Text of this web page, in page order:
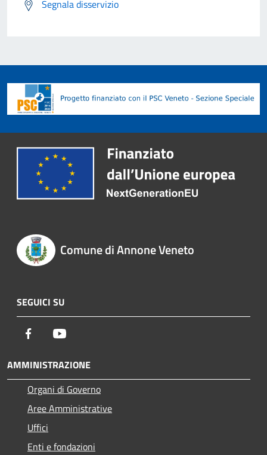
Segnala disservizio
Comune di Annone Veneto
SEGUICI SU
Facebook
AMMINISTRAZIONE
Organi di Governo
Aree Amministrative
Uffici
Enti e fondazioni